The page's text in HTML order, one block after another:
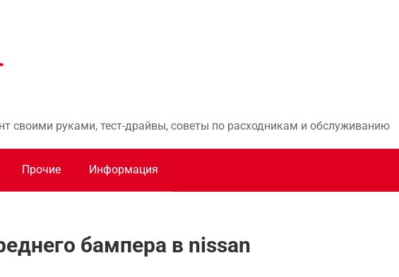
своими руками, тест-драйвы, советы по расходникам и обслуживанию
Прочие Информация
бампера в nissan